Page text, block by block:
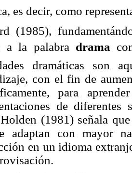
es decir, como
(1985),
a la palabra drama
dramáticas son
con el fin de
para
de
(1981) señala
adaptan con mayor
en un idioma